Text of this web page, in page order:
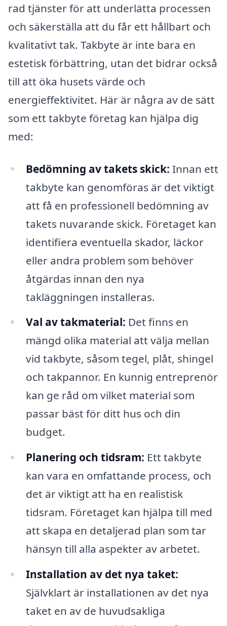
rad tjänster för att underlätta processen
och säkerställa att du får ett hållbart och
kvalitativt tak. Takbyte är inte bara en
estetisk förbättring, utan det bidrar också
till att öka husets värde och
energieffektivitet. Här är några av de sätt
som ett takbyte företag kan hjälpa dig
med:
Bedömning av takets skick: Innan ett
takbyte kan genomföras är det viktigt
att få en professionell bedömning av
takets nuvarande skick. Företaget kan
identifiera eventuella skador, läckor
eller andra problem som behöver
åtgärdas innan den nya
takläggningen installeras.
Val av takmaterial: Det finns en
mängd olika material att välja mellan
vid takbyte, såsom tegel, plåt, shingel
och takpannor. En kunnig entreprenör
kan ge råd om vilket material som
passar bäst för ditt hus och din
budget.
Planering och tidsram: Ett takbyte
kan vara en omfattande process, och
det är viktigt att ha en realistisk
tidsram. Företaget kan hjälpa till med
att skapa en detaljerad plan som tar
hänsyn till alla aspekter av arbetet.
Installation av det nya taket:
Självklart är installationen av det nya
taket en av de huvudsakliga